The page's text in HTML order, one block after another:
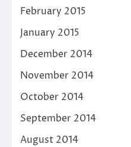
February 2015
January 2015
December 2014
November 2014
October 2014
September 2014
August 2014